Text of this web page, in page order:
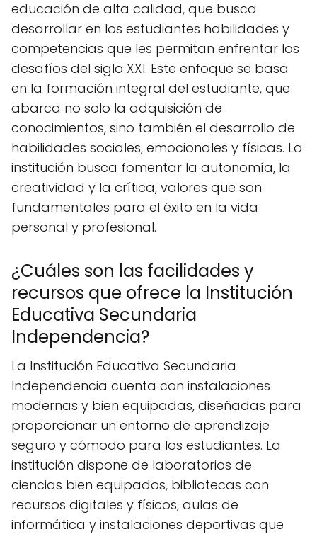
educación de alta calidad, que busca
desarrollar en los estudiantes habilidades y
competencias que les permitan enfrentar los
desafíos del siglo XXI. Este enfoque se basa
en la formación integral del estudiante, que
abarca no solo la adquisición de
conocimientos, sino también el desarrollo de
habilidades sociales, emocionales y físicas. La
institución busca fomentar la autonomía, la
creatividad y la crítica, valores que son
fundamentales para el éxito en la vida
personal y profesional.
¿Cuáles son las facilidades y
recursos que ofrece la Institución
Educativa Secundaria
Independencia?
La Institución Educativa Secundaria
Independencia cuenta con instalaciones
modernas y bien equipadas, diseñadas para
proporcionar un entorno de aprendizaje
seguro y cómodo para los estudiantes. La
institución dispone de laboratorios de
ciencias bien equipados, bibliotecas con
recursos digitales y físicos, aulas de
informática y instalaciones deportivas que